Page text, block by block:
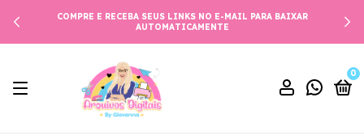
COMPRE E RECEBA SEUS LINKS NO E-MAIL PARA BAIXAR
AUTOMATICAMENTE
0